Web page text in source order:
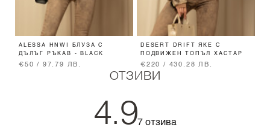
ALESSA HNWI БЛУЗА С
ДЪЛЪГ РЪКАВ - BLACK
€50 / 97.79 ЛВ.
DESERT DRIFT ЯКЕ С
ПОДВИЖЕН ТОПЪЛ ХАСТАР
€220 / 430.28 ЛВ.
ОТЗИВИ
4.97 отзива